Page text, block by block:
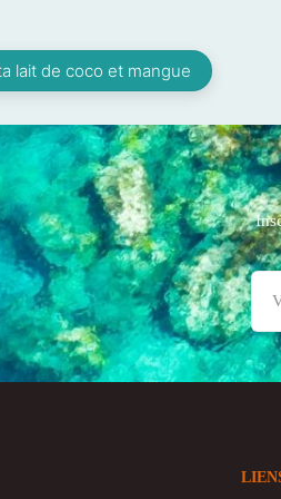
lait de coco et mangue